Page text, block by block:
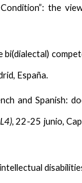
the
bi(dialectal)
España.
and Spanish:
, 22-25 junio,